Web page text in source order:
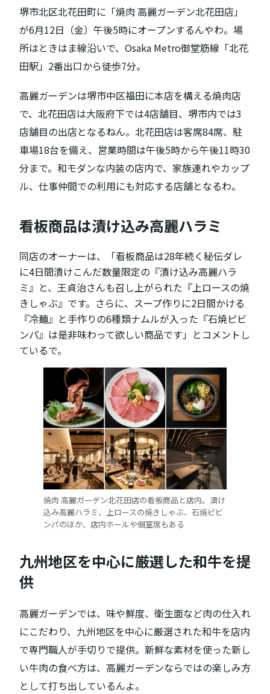
堺市北区北花田町に「焼肉 高麗ガーデン北花田店」
が6月12日（金）午後5時にオープンするんやわ。場
所はときはま線沿いで、Osaka Metro御堂筋線「北花
田駅」2番出口から徒歩7分。
高麗ガーデンは堺市中区福田に本店を構える焼肉店
で、北花田店は大阪府下では4店舗目、堺市内では3
店舗目の出店となるねん。北花田店は客席84席、駐
車場18台を備え、営業時間は午後5時から午後11時30
分まで。和モダンな内装の店内で、家族連れやカップ
ル、仕事仲間での利用にも対応する店舗となるわ。
看板商品は漬け込み高麗ハラミ
同店のオーナーは、「看板商品は28年続く秘伝ダレ
に4日間漬けこんだ数量限定の『漬け込み高麗ハラ
ミ』と、王貞治さんも召し上がられた『上ロースの焼
きしゃぶ』です。さらに、スープ作りに2日間かける
『冷麺』と手作りの6種類ナムルが入った『石焼ピビ
ンパ』は是非味わって欲しい商品です」とコメントし
ているで。
焼肉 高麗ガーデン北花田店の看板商品と店内。漬け
込み高麗ハラミ、上ロースの焼きしゃぶ、石焼ピビ
ンパのほか、店内ホールや個室席もある
九州地区を中心に厳選した和牛を提
供
高麗ガーデンでは、味や鮮度、衛生面など肉の仕入れ
にこだわり、九州地区を中心に厳選された和牛を店内
で専門職人が手切りで提供。新鮮な素材を使った新し
い牛肉の食べ方は、高麗ガーデンならではの楽しみ方
として打ち出しているんよ。